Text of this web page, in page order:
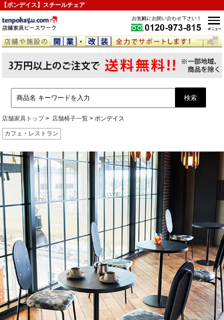
【ポンデイス】スチールチェア
店舗家具トップ 店舗椅子一覧 ポンデイス
カフェ・レストラン